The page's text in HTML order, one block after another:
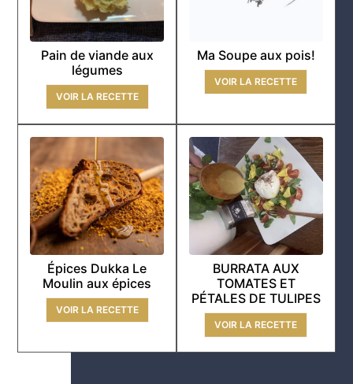
Pain de viande aux
légumes
VOIR LA RECETTE
Ma Soupe aux pois!
VOIR LA RECETTE
Épices Dukka Le
Moulin aux épices
VOIR LA RECETTE
BURRATA AUX
TOMATES ET
PÉTALES DE TULIPES
VOIR LA RECETTE